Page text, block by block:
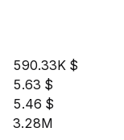
590.33K
5.63
5.46
3.28M